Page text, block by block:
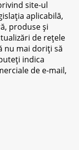
site-ul
aplicabilă,
produse și
de rețele
nu mai doriți să
indica
de e-mail,